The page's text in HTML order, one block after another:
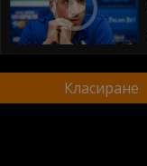
Класиране